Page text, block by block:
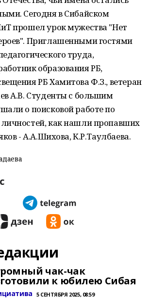
Сегодня в Сибайском
прошел урок мужества "Нет
Приглашенными гостями
труда,
образования РБ,
РБ Хамитова Ф.З., ветеран
А.В. Студенты с большим
о поисковой работе по
как нашли пропавших
- А.А.Шихова, К.Р.Таулбаева.
чак-чак
к юбилею Сибая
5 СЕНТЯБРЯ 2025, 08:59